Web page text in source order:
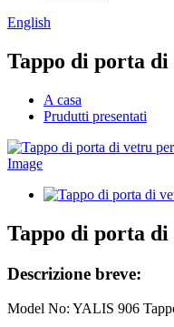
English
Tappo di porta
A casa
Prudutti presentati
Tappo di porta
Descrizione breve:
Model No: YALIS 906